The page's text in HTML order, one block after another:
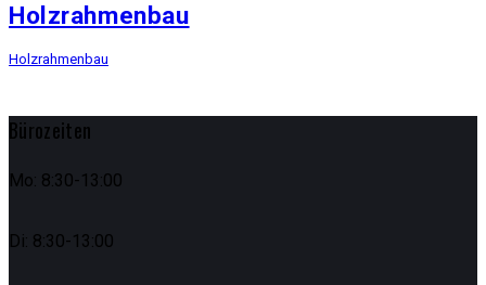
Holzrahmenbau
Holzrahmenbau
Bürozeiten
Mo: 8:30-13:00
Di: 8:30-13:00